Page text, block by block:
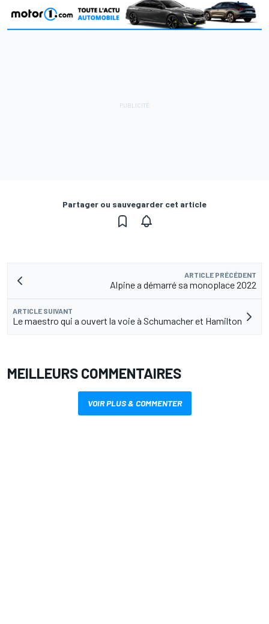
Partager ou sauvegarder cet article
ARTICLE PRÉCÉDENT
Alpine a démarré sa monoplace 2022
ARTICLE SUIVANT
Le maestro qui a ouvert la voie à Schumacher et Hamilton
MEILLEURS COMMENTAIRES
VOIR PLUS & COMMENTER